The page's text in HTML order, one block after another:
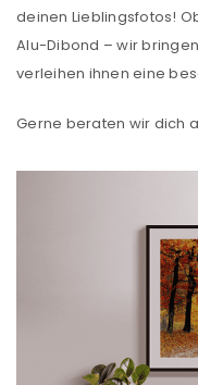
deinen Lieblingsfotos!
Alu-Dibond – wir
verleihen ihnen eine
Gerne beraten wir dich